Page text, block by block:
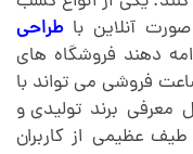
آنلاین با طراحی
دهند فروشگاه های
فروشی می تواند با
برند تولیدیو
عظیمی از کاربران